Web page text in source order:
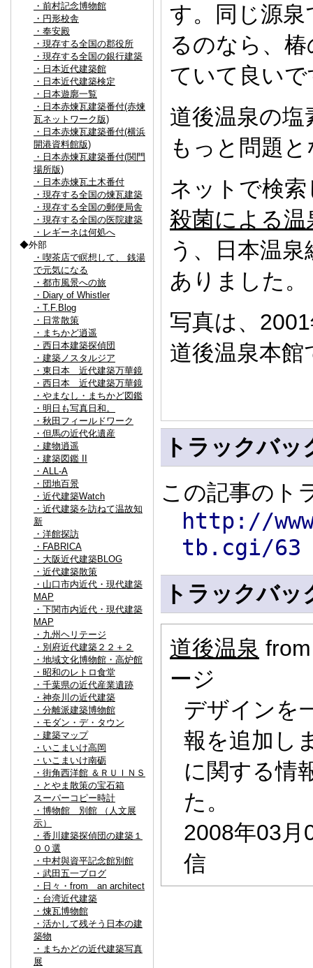
・前村記念博物館
・円形校舎
・奉安殿
・現存する全国の郡役所
・現存する全国の銀行建築
・日本近代建築館
・日本近代建築検定
・日本遊廓一覧
・日本赤煉瓦建築番付(赤煉
瓦ネットワーク版)
・日本赤煉瓦建築番付(横浜
開港資料館版)
・日本赤煉瓦建築番付(関門
場所版)
・日本赤煉瓦土木番付
・現存する全国の煉瓦建築
・現存する全国の郵便局舎
・現存する全国の医院建築
・レギーネは何処へ
◆外部
・喫茶店で瞑想して、 銭湯
で元気になる
・都市風景への旅
・Diary of Whistler
・T.F.Blog
・日常散策
・まちかど逍遥
・西日本建築探偵団
・建築ノスタルジア
・東日本 近代建築万華鏡
・西日本 近代建築万華鏡
・やまなし・まちかど図鑑
・明日も写真日和。
・秋田フィールドワーク
・但馬の近代化遺産
・建物逍遥
・建築図鑑 II
・ALL-A
・団地百景
・近代建築Watch
・近代建築を訪ねて温故知
新
・洋館探訪
・FABRICA
・大阪近代建築BLOG
・近代建築散策
・山口市内近代・現代建築
MAP
・下関市内近代・現代建築
MAP
・九州ヘリテージ
・別府近代建築２２＋２
・地域文化博物館・高炉館
・昭和のレトロ食堂
・千葉県の近代産業遺跡
・神奈川の近代建築
・分離派建築博物館
・モダン・デ・タウン
・建築マップ
・いこまいけ高岡
・いこまいけ南砺
・街角西洋館 ＆ＲＵＩＮＳ
・とやま散策の宝石箱
スーパーコピー時計
・博物館 別館 （人文展
示）
・香川建築探偵団の建築１
００選
・中村與資平記念館別館
・武田五一ブログ
・日々・from an architect
・台湾近代建築
・煉瓦博物館
・活かして残そう日本の建
築物
・まちかどの近代建築写真
展
す。同じ源
るのなら、
ていて良いで
道後温泉の塩
もっと問題
ネットで検
殺菌による
う、日本温
ありました。
写真は、
道後温泉本館
トラックバッ
この記事のト
http://
tb.cgi/63
トラックバッ
道後温泉
ージ
デザインを
報を追加し
に関する情
た。
2008年03月
信